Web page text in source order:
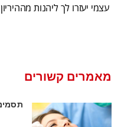
עצמי יעזרו לך ליהנות
מאמרים קשורים